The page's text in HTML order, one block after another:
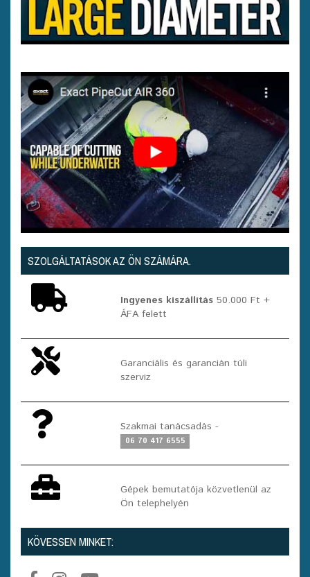
SZOLGÁLTATÁSOK AZ ÖN SZÁMÁRA.
Ingyenes kiszállítás 50.000 Ft +
ÁFA felett
Garanciális és garancián túli
szerviz
Szakmai tanácsadás -
06 70 417 6555
Gépek bemutatója közvetlenül az
Ön telephelyén
KÖVESSEN MINKET: